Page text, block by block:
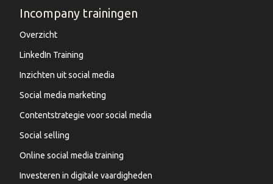
Incompany trainingen
Overzicht
LinkedIn Training
Inzichten uit social media
Social media marketing
Contentstrategie voor social media
Social selling
Online social media training
Investeren in digitale vaardigheden